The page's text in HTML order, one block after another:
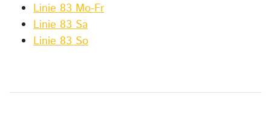
Linie 83 Mo-Fr
Linie 83 Sa
Linie 83 So